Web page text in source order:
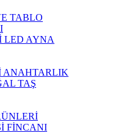
TABLO
LED AYNA
ANAHTARLIK
TAŞ
FİNCANI